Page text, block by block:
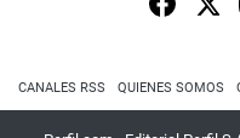
CANALES RSS QUIENES SOMOS